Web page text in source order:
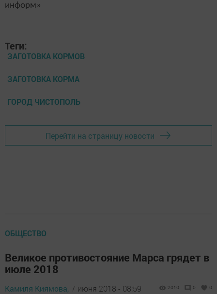
информ»
Теги:
ЗАГОТОВКА КОРМОВ
ЗАГОТОВКА КОРМА
ГОРОД ЧИСТОПОЛЬ
Перейти на страницу новости
ОБЩЕСТВО
Великое противостояние Марса грядет в
июле 2018
Камиля Киямова, 7 июня 2018 - 08:59 2010 0 0